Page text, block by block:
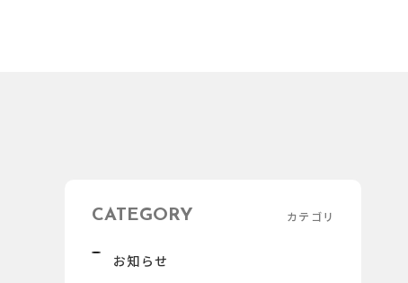
CATEGORY カテゴリ
お知らせ